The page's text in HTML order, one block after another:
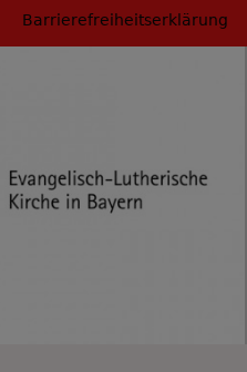
Barrierefreiheitserklärung